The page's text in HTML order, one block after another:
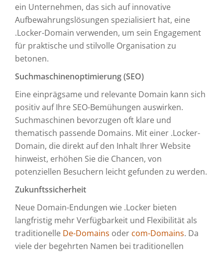
ein Unternehmen, das sich auf innovative
Aufbewahrungslösungen spezialisiert hat, eine
.Locker-Domain verwenden, um sein Engagement
für praktische und stilvolle Organisation zu
betonen.
Suchmaschinenoptimierung (SEO)
Eine einprägsame und relevante Domain kann sich
positiv auf Ihre SEO-Bemühungen auswirken.
Suchmaschinen bevorzugen oft klare und
thematisch passende Domains. Mit einer .Locker-
Domain, die direkt auf den Inhalt Ihrer Website
hinweist, erhöhen Sie die Chancen, von
potenziellen Besuchern leicht gefunden zu werden.
Zukunftssicherheit
Neue Domain-Endungen wie .Locker bieten
langfristig mehr Verfügbarkeit und Flexibilität als
traditionelle De-Domains oder com-Domains. Da
viele der begehrten Namen bei traditionellen